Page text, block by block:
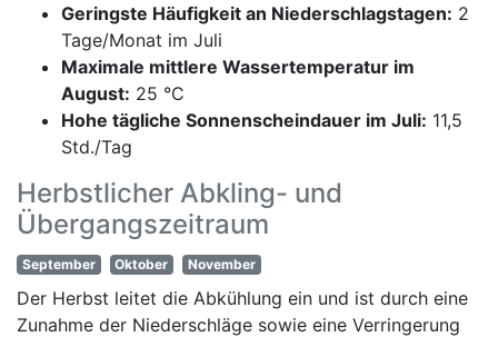
Geringste Häufigkeit an Niederschlagstagen: 2
Tage/Monat im Juli
Maximale mittlere Wassertemperatur im
August: 25 °C
Hohe tägliche Sonnenscheindauer im Juli: 11,5
Std./Tag
Herbstlicher Abkling- und
Übergangszeitraum
September Oktober November
Der Herbst leitet die Abkühlung ein und ist durch eine
Zunahme der Niederschläge sowie eine Verringerung